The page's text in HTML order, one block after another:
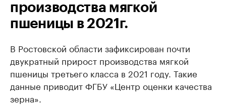
производства мягкой
пшеницы в 2021г.
В Ростовской области зафиксирован почти
двукратный прирост производства мягкой
пшеницы третьего класса в 2021 году. Такие
данные приводит ФГБУ «Центр оценки качества
зерна».